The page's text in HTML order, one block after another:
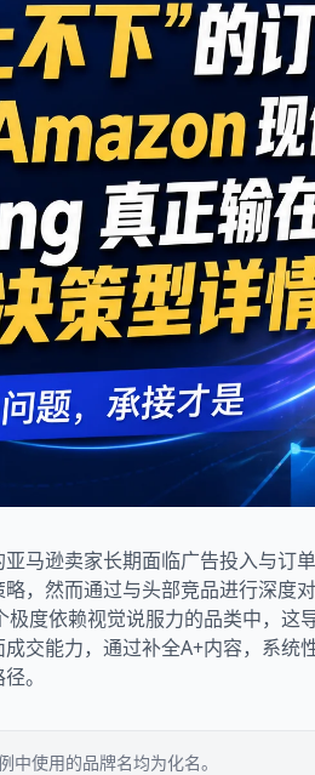
马逊卖家长期面临广告投入与订
，然而通过与头部竞品进行深
极度依赖视觉说服力的品类中，
交能力，通过补全A+内容，系
。
中使用的品牌名均为化名。